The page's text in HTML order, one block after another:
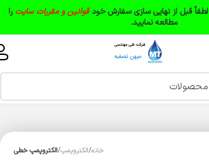
لطفاً قبل از نهایی سازی سفارش خودقوانین و مقررات سایت را
مطالعه نمایید.
خانه الکتروپمپ الکتروپمپ خطی